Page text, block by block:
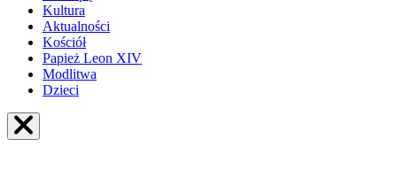
Kultura
Aktualności
Kościół
Papież Leon XIV
Modlitwa
Dzieci